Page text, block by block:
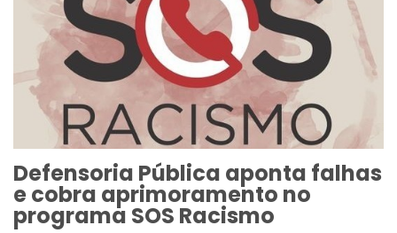
Defensoria Pública aponta falhas
e cobra aprimoramento no
programa SOS Racismo